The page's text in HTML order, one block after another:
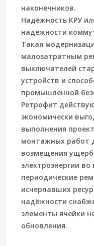
наконечников.
Надёжность КРУ
надёжности
Такая
малозатратным
выключателей
устройств и
промышленной
Ретрофит
экономически
выполнения
монтажных работ
возмещения
электроэнергии
периодические
исчерпавших
надёжности
элементы ячейки
обновления.